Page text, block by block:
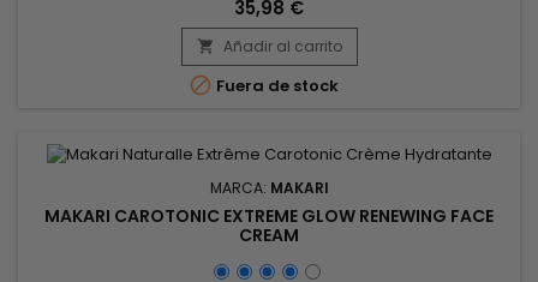
elimina las áreas oscuras del rostro y el cuerpo, y aumenta
el brillo cuando se mezcla con otros productos para pieles
rebeldes.&nbsp; El Sérum aclarador de Makari Exclusive
reduce...
35,98 €
 Añadir al carrito
 Fuera de stock
MARCA: MAKARI
MAKARI CAROTONIC EXTREME GLOW RENEWING FACE
CREAM